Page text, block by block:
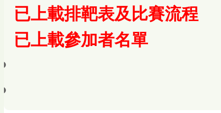
已上載排靶表及比賽流程
已上載參加者名單